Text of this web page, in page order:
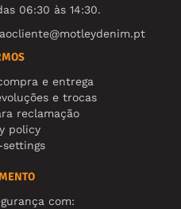
06:30 às 14:30.
e entrega
e trocas
reclamação
policy
settings
com: